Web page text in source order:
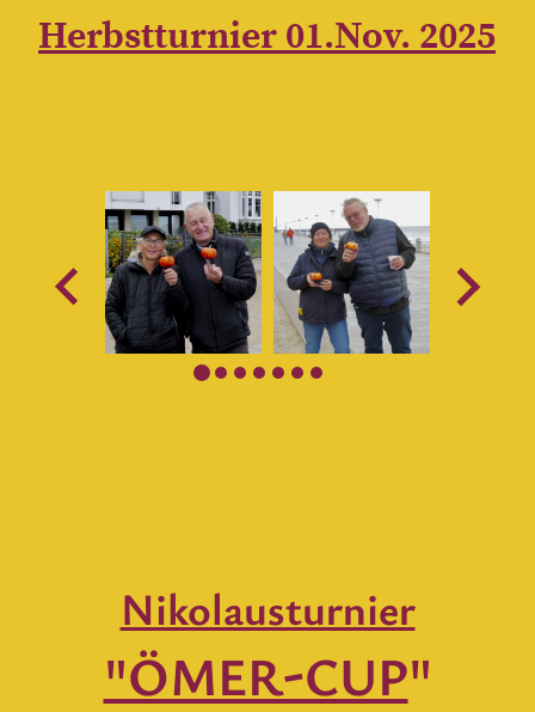
Herbstturnier 01.Nov. 2025
Nikolausturnier
"ÖMER-CUP"